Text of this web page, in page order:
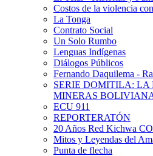
Costos de la violencia
La Tonga
Contrato Social
Un Solo Rumbo
Lenguas Indígenas
Diálogos Públicos
Fernando Daquilema -
SERIE DOMITILA: LA
MINERAS
ECU 911
REPORTERATÓN
20 Años Red Kichwa
Mitos y Leyendas del
Punta de flecha